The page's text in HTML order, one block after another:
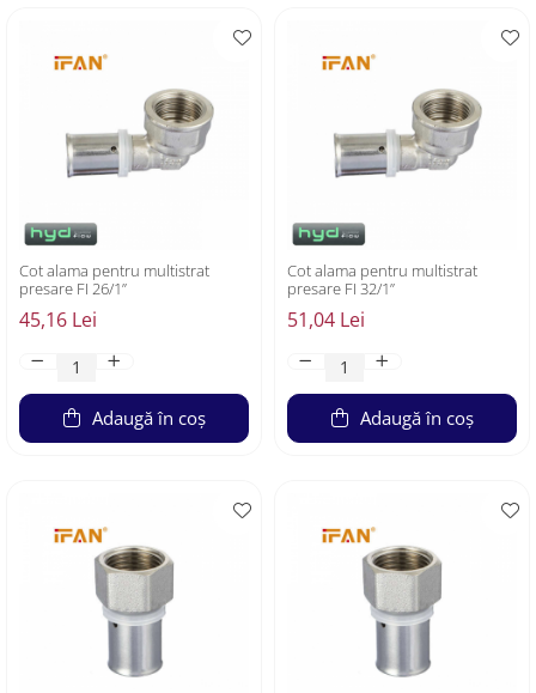
Cot alama pentru multistrat
presare FI 26/1”
45,16 Lei
Adaugă în coș
Cot alama pentru multistrat
presare FI 32/1”
51,04 Lei
Adaugă în coș